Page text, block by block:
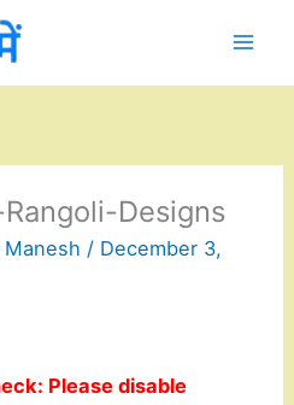
Designs
Manesh / December 3,
Please disable